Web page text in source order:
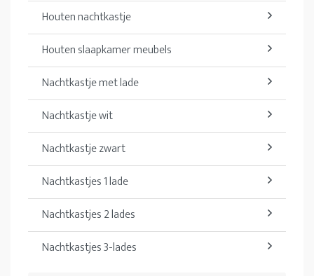
Houten nachtkastje
Houten slaapkamer meubels
Nachtkastje met lade
Nachtkastje wit
Nachtkastje zwart
Nachtkastjes 1 lade
Nachtkastjes 2 lades
Nachtkastjes 3-lades